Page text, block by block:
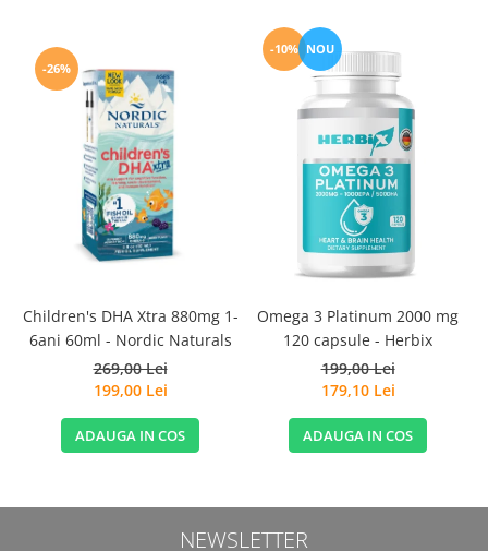
-26%
Children's DHA Xtra 880mg 1-
6ani 60ml - Nordic Naturals
269,00 Lei
199,00 Lei
ADAUGA IN COS
-10% NOU
Omega 3 Platinum 2000 mg
120 capsule - Herbix
199,00 Lei
179,10 Lei
ADAUGA IN COS
NEWSLETTER